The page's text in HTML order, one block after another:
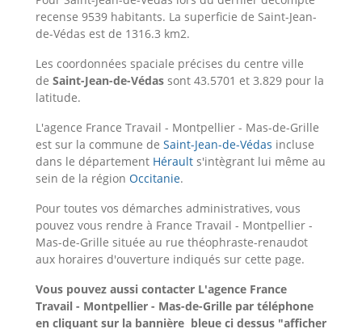
recense 9539 habitants. La superficie de Saint-Jean-
de-Védas est de 1316.3 km2.
Les coordonnées spaciale précises du centre ville
de Saint-Jean-de-Védas sont 43.5701 et 3.829 pour la
latitude.
L'agence France Travail - Montpellier - Mas-de-Grille
est sur la commune de Saint-Jean-de-Védas incluse
dans le département Hérault s'intègrant lui même au
sein de la région Occitanie.
Pour toutes vos démarches administratives, vous
pouvez vous rendre à France Travail - Montpellier -
Mas-de-Grille située au rue théophraste-renaudot
aux horaires d'ouverture indiqués sur cette page.
Vous pouvez aussi contacter L'agence France
Travail - Montpellier - Mas-de-Grille par téléphone
en cliquant sur la bannière bleue ci dessus "afficher